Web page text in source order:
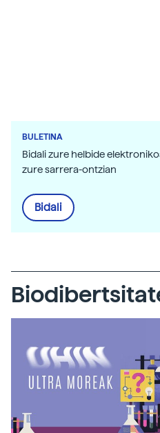
BULETINA
Bidali zure helbide
zure sarrera-ontzian
Bidali